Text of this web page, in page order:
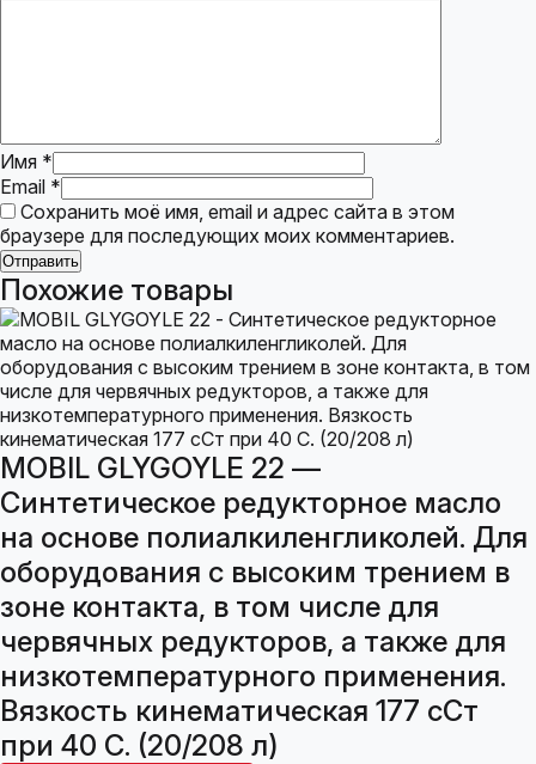
Имя *
Email *
Сохранить моё имя, email и адрес сайта в этом
браузере для последующих моих комментариев.
Похожие товары
MOBIL GLYGOYLE 22 —
Синтетическое редукторное масло
на основе полиалкиленгликолей. Для
оборудования с высоким трением в
зоне контакта, в том числе для
червячных редукторов, а также для
низкотемпературного применения.
Вязкость кинематическая 177 сСт
при 40 С. (20/208 л)